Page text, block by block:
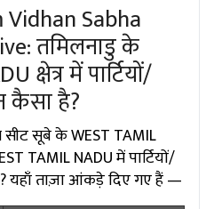
Sabha
तमिलनाडु के
क्षेत्र में पार्टियों/
कैसा है?
सूबे के WEST TAMIL
TAMIL NADU में पार्टियों/
यहाँ ताज़ा आंकड़े दिए गए हैं —